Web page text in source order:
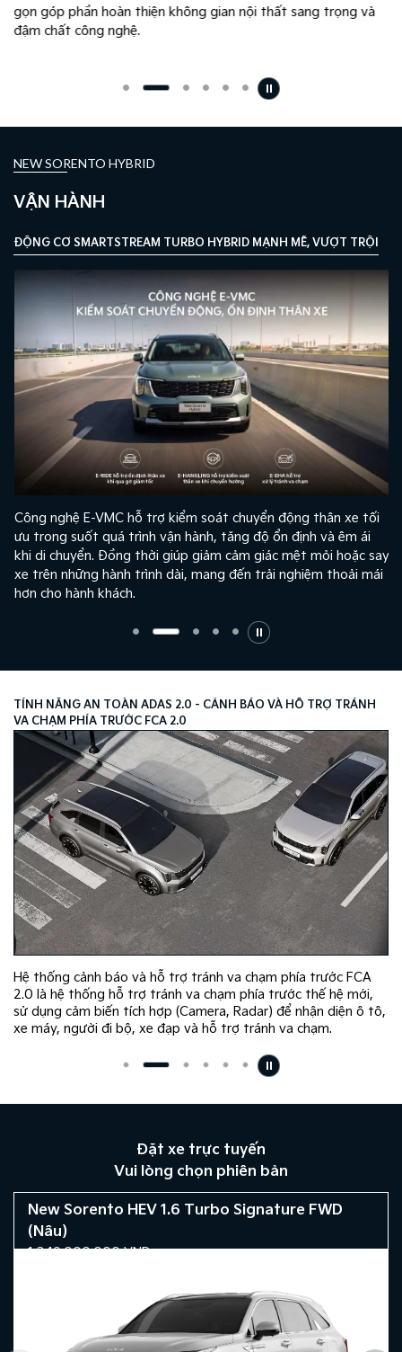
gọn góp phần hoàn thiện không gian nội thất sang trọng và
đậm chất công nghệ.
NEW SORENTO HYBRID
VẬN HÀNH
ĐỘNG CƠ SMARTSTREAM TURBO HYBRID MẠNH MẼ, VƯỢT TRỘI
Công nghệ E-VMC hỗ trợ kiểm soát chuyển động thân xe tối
ưu trong suốt quá trình vận hành, tăng độ ổn định và êm ái
khi di chuyển. Đồng thời giúp giảm cảm giác mệt mỏi hoặc say
xe trên những hành trình dài, mang đến trải nghiệm thoải mái
hơn cho hành khách.
TÍNH NĂNG AN TOÀN ADAS 2.0 - CẢNH BÁO VÀ HỖ TRỢ TRÁNH
VA CHẠM PHÍA TRƯỚC FCA 2.0
Hệ thống cảnh báo và hỗ trợ tránh va chạm phía trước FCA
2.0 là hệ thống hỗ trợ tránh va chạm phía trước thế hệ mới,
sử dụng cảm biến tích hợp (Camera, Radar) để nhận diện ô tô,
xe máy, người đi bộ, xe đạp và hỗ trợ tránh va chạm.
Đặt xe trực tuyến
Vui lòng chọn phiên bản
New Sorento HEV 1.6 Turbo Signature FWD
(Nâu)
1.349.000.000VND